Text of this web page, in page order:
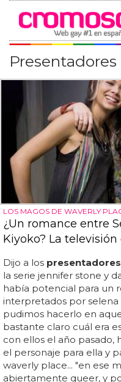
Presentadores
LOS MAGOS DE WAVERLY
¿Un romance entre
Kiyoko? La
Dijo a los presentadores
la serie jennifer stone y
había potencial para un
interpretados por selena
pudimos hacerlo en
bastante claro cuál era
con ellos el año
el personaje para ella y
waverly place... "en ese
abiertamente queer, y